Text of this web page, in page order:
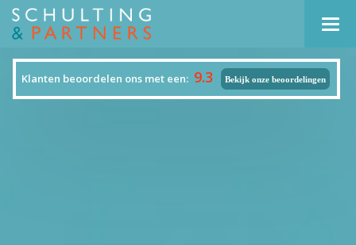
Klanten beoordelen ons met een: 9.3 Bekijk onze beoordelingen